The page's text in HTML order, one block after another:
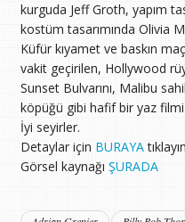
kurguda Jeff Groth, yapım
kostüm tasarımında Olivia
Küfür kıyamet ve baskın
vakit geçirilen, Hollywood
Sunset Bulvarını, Malibu
köpüğü gibi hafif bir yaz
İyi seyirler.
Detaylar için BURAYA
Görsel kaynağı ŞURADA